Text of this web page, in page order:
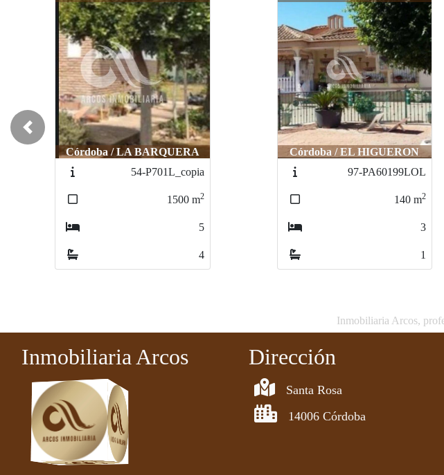
Córdoba / EL HIGUERON
97-PA60199LOL
140 m2
3
1
Córdoba / EL HIGUERON
97-MC60199LOL
140m2
3
1
Previous
Inmobiliaria Arcos,
Inmobiliaria Arcos Dirección
Santa Rosa
14006 Córdoba